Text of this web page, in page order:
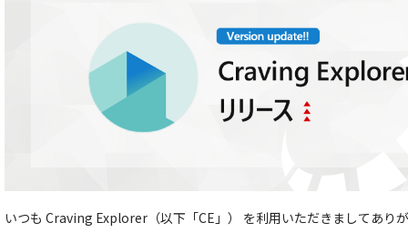
いつも Craving Explorer（以下「CE」） を利用いただきましてあり